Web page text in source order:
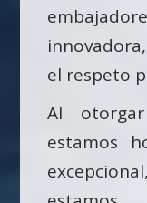
el respeto
Al
estamos